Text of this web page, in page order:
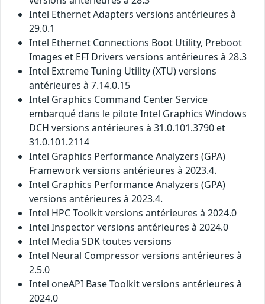
Intel Ethernet Adapters versions antérieures à
29.0.1
Intel Ethernet Connections Boot Utility, Preboot
Images et EFI Drivers versions antérieures à 28.3
Intel Extreme Tuning Utility (XTU) versions
antérieures à 7.14.0.15
Intel Graphics Command Center Service
embarqué dans le pilote Intel Graphics Windows
DCH versions antérieures à 31.0.101.3790 et
31.0.101.2114
Intel Graphics Performance Analyzers (GPA)
Framework versions antérieures à 2023.4.
Intel Graphics Performance Analyzers (GPA)
versions antérieures à 2023.4.
Intel HPC Toolkit versions antérieures à 2024.0
Intel Inspector versions antérieures à 2024.0
Intel Media SDK toutes versions
Intel Neural Compressor versions antérieures à
2.5.0
Intel oneAPI Base Toolkit versions antérieures à
2024.0